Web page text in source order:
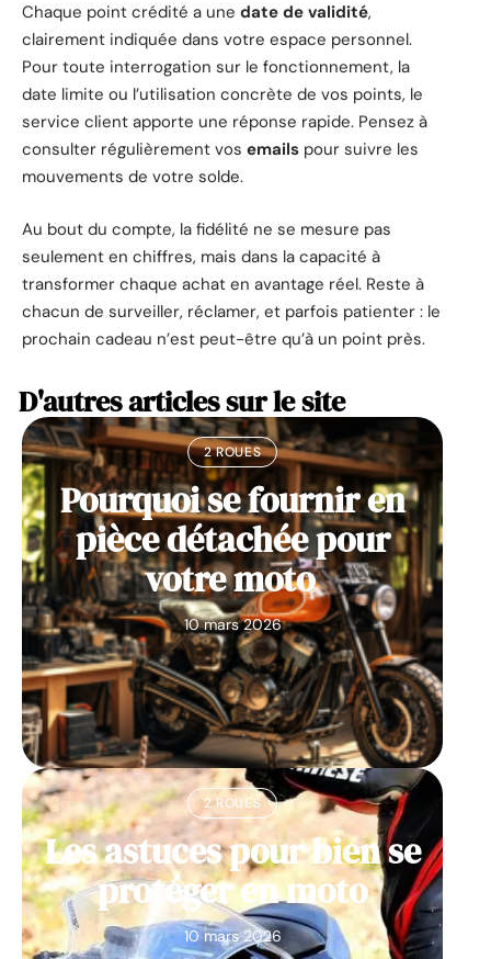
Chaque point crédité a une date de validité,
clairement indiquée dans votre espace personnel.
Pour toute interrogation sur le fonctionnement, la
date limite ou l’utilisation concrète de vos points, le
service client apporte une réponse rapide. Pensez à
consulter régulièrement vos emails pour suivre les
mouvements de votre solde.
Au bout du compte, la fidélité ne se mesure pas
seulement en chiffres, mais dans la capacité à
transformer chaque achat en avantage réel. Reste à
chacun de surveiller, réclamer, et parfois patienter : le
prochain cadeau n’est peut-être qu’à un point près.
D'autres articles sur le site
2 ROUES
Pourquoi se fournir en
pièce détachée pour
votre moto
10 mars 2026
2 ROUES
Les astuces pour bien se
protéger en moto
10 mars 2026